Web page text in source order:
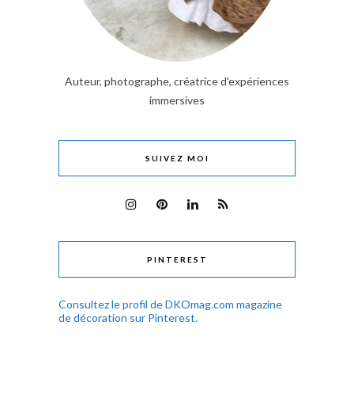
Auteur, photographe, créatrice d'expériences
immersives
SUIVEZ MOI
PINTEREST
Consultez le profil de DKOmag.com magazine
de décoration sur Pinterest.